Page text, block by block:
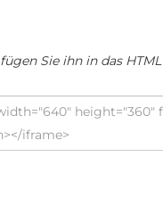
Sie ihn in das